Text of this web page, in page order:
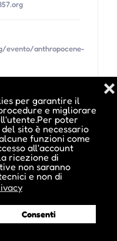
per garantire il
e migliorare
poter
sito è necessario
funzioni come
all'account
ricezione di
non saranno
e non di
Consenti
❌
evento/anthropocene-